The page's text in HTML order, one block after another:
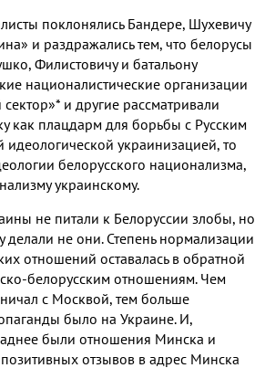
поклонялись Бандере, Шухевичу
» и раздражались тем, что белорусы
, Филистовичу и батальону
националистические организации
* и другие рассматривали
как плацдарм для борьбы с Русским
украинизацией, то
белорусского национализма,
украинскому.
не питали к Белоруссии злобы, но
делали не они. Степень нормализации
отношений оставалась в обратной
-белорусским отношениям. Чем
с Москвой, тем больше
было на Украине. И,
были отношения Минска и
отзывов в адрес Минска